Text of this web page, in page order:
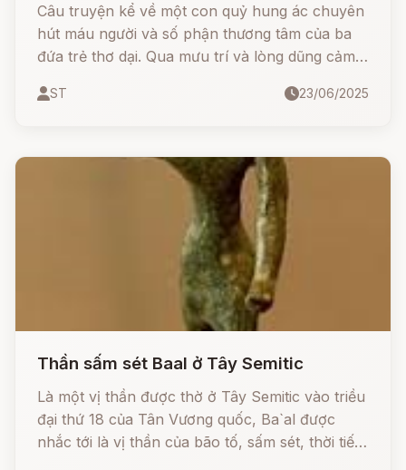
Câu truyện kể về một con quỷ hung ác chuyên
hút máu người và số phận thương tâm của ba
đứa trẻ thơ dại. Qua mưu trí và lòng dũng cảm
máu của nó hóa thành những sinh vật đáng sợ:
ST 23/06/2025
Thần sấm sét Baal ở Tây Semitic
Là một vị thần được thờ ở Tây Semitic vào triều
đại thứ 18 của Tân Vương quốc, Ba`al được
nhắc tới là vị thần của bão tố, sấm sét, thời tiết,